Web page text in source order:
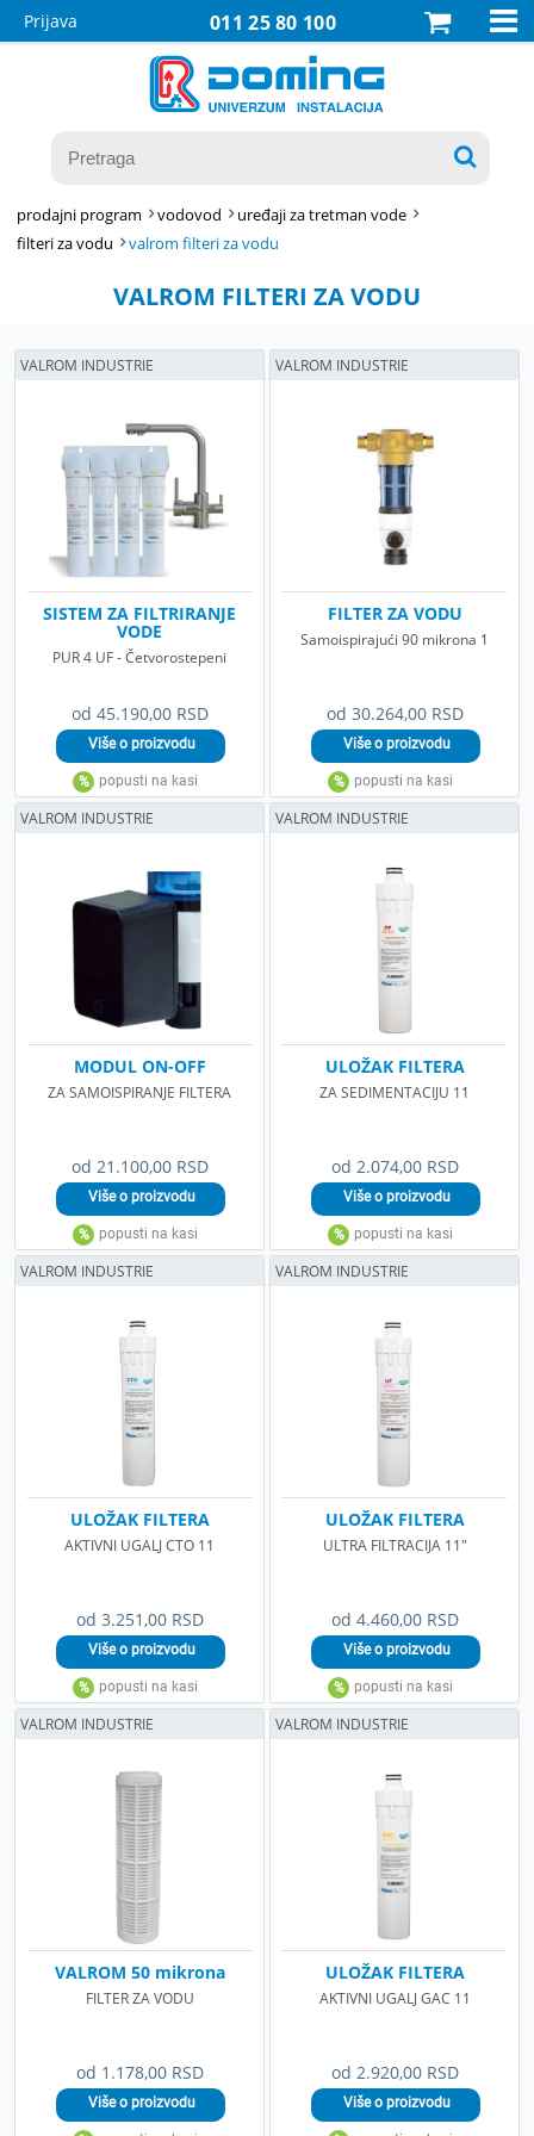
011 25 80 100
Prijava 

prodajni program vodovod
uređaji za tretman vode
filteri za vodu
valrom filteri za vodu
VALROM FILTERI ZA VODU
od 45.190,00 RSD
SISTEM ZA FILTRIRANJE
VODE
PUR 4 UF - Četvorostepeni
VALROM INDUSTRIE
od 30.264,00 RSD
FILTER ZA VODU
Samoispirajući 90 mikrona 1
VALROM INDUSTRIE
od 21.100,00 RSD
MODUL ON-OFF
ZA SAMOISPIRANJE FILTERA
VALROM INDUSTRIE
od 2.074,00 RSD
ULOŽAK FILTERA
ZA SEDIMENTACIJU 11
VALROM INDUSTRIE
od 3.251,00 RSD
ULOŽAK FILTERA
AKTIVNI UGALJ CTO 11
VALROM INDUSTRIE
od 4.460,00 RSD
ULOŽAK FILTERA
ULTRA FILTRACIJA 11"
VALROM INDUSTRIE
od 1.178,00 RSD
VALROM 50 mikrona
FILTER ZA VODU
VALROM INDUSTRIE
od 2.920,00 RSD
ULOŽAK FILTERA
AKTIVNI UGALJ GAC 11
VALROM INDUSTRIE